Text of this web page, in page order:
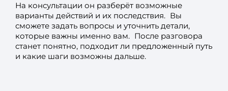
На консультации он разберёт возможные
варианты действий и их последствия. Вы
сможете задать вопросы и уточнить детали,
которые важны именно вам. После разговора
станет понятно, подходит ли предложенный путь
и какие шаги возможны дальше.